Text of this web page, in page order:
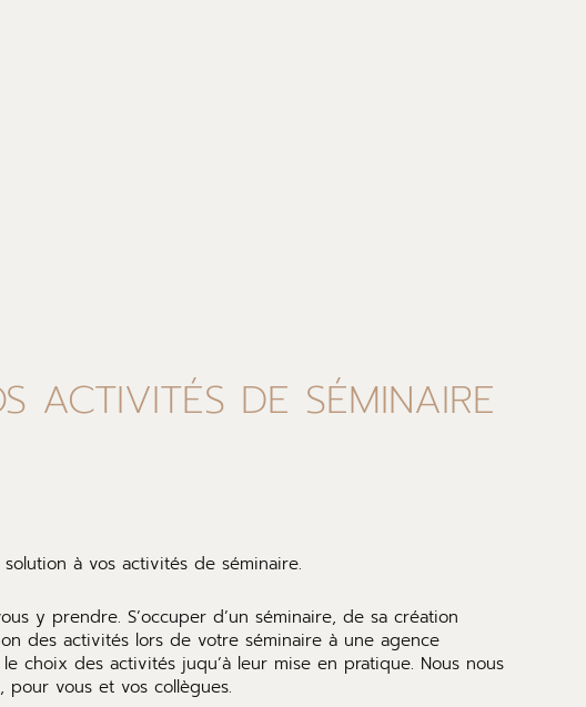
ACTIVITÉS DE SÉMINAIRE
solution à vos activités de séminaire.
y prendre. S’occuper d’un séminaire, de sa création
des activités lors de votre séminaire à une agence
choix des activités juqu’à leur mise en pratique. Nous nous
vous et vos collègues.